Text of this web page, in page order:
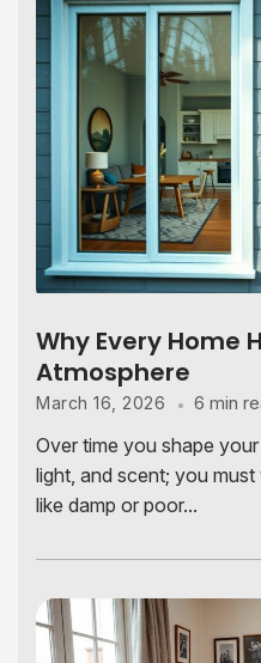
Why Every Home
Atmosphere
March 16, 2026 6 min
Over time you shape
light, and scent; you
like damp or poor...